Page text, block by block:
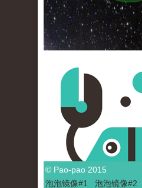
© Pao-pao 2015
泡泡镜像#1 泡泡镜像#2